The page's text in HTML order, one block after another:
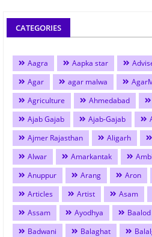
CATEGORIES
Aagra Aapka star
Agar
agar malwa
Agriculture
Ahmedabad
Ajab Gajab
Ajab-Gajab
Ajmer Rajasthan
Aligarh
Alwar
Amarkantak
Anuppur
Arang Aron
Articles
Artist Asam
Assam
Ayodhya Baalod
Badwani
Balaghat